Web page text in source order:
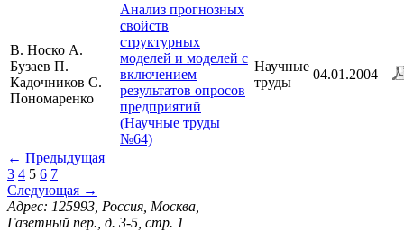
В. Носко А.
Бузаев П.
Кадочников С.
Пономаренко
Анализ прогнозных
свойств
структурных
моделей и моделей с
включением
результатов опросов
предприятий
(Научные труды
№64)
Научные
труды
04.01.2004
← Предыдущая
3 4 5 6 7
Следующая →
Адрес: 125993, Россия, Москва,
Газетный пер., д. 3-5, стр. 1